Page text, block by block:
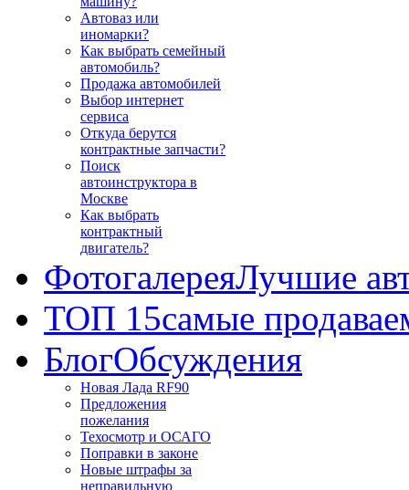
Автоваз или
иномарки?
Как выбрать семейный
автомобиль?
Продажа автомобилей
Выбор интернет
сервиса
Откуда берутся
контрактные запчасти?
Поиск
автоинструктора в
Москве
Как выбрать
контрактный
двигатель?
ФотогалереяЛучшие
ТОП 15самые
БлогОбсуждения
Новая Лада RF90
Предложения
пожелания
Техосмотр и ОСАГО
Поправки в законе
Новые штрафы за
неправильную